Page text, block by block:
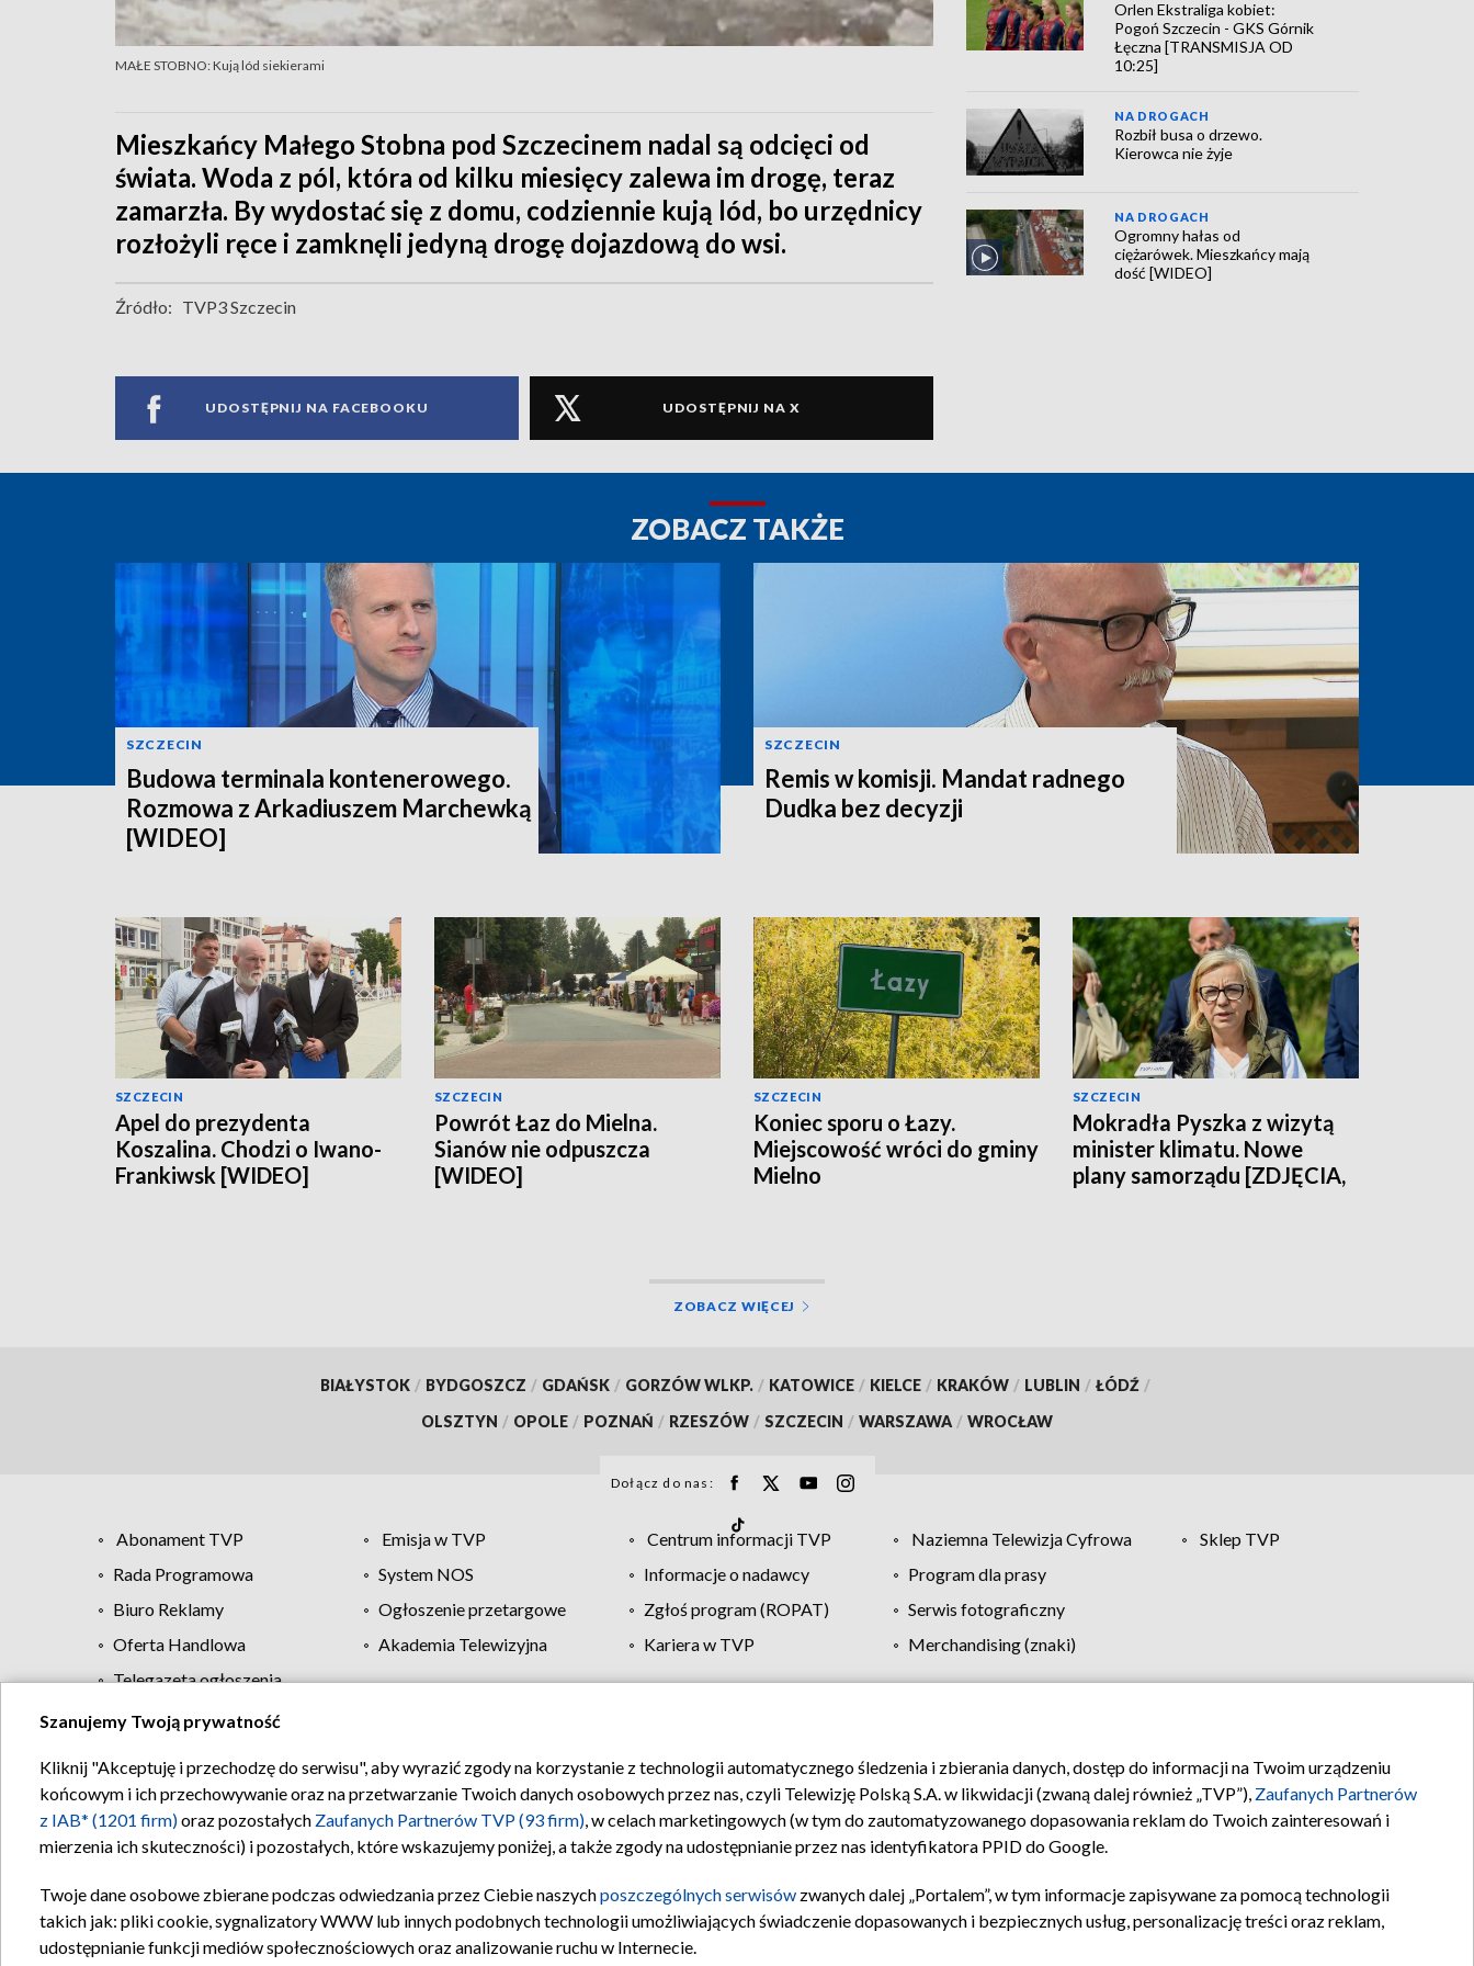
MAŁE STOBNO: Kują lód siekierami
Mieszkańcy Małego Stobna pod Szczecinem nadal są odcięci od
świata. Woda z pól, która od kilku miesięcy zalewa im drogę, teraz
zamarzła. By wydostać się z domu, codziennie kują lód, bo urzędnicy
rozłożyli ręce i zamknęli jedyną drogę dojazdową do wsi.
Źródło: TVP3 Szczecin
UDOSTĘPNIJ NA FACEBOOKU UDOSTĘPNIJ NA X
Orlen Ekstraliga kobiet:
Pogoń Szczecin - GKS Górnik
Łęczna [TRANSMISJA OD
10:25]
NA DROGACH
Rozbił busa o drzewo.
Kierowca nie żyje
NA DROGACH
Ogromny hałas od
ciężarówek. Mieszkańcy mają
dość [WIDEO]
ZOBACZ TAKŻE
SZCZECIN
Budowa terminala kontenerowego.
Rozmowa z Arkadiuszem Marchewką
[WIDEO]
SZCZECIN
Remis w komisji. Mandat radnego
Dudka bez decyzji
SZCZECIN
Apel do prezydenta
Koszalina. Chodzi o Iwano-
Frankiwsk [WIDEO]
SZCZECIN
Powrót Łaz do Mielna.
Sianów nie odpuszcza
[WIDEO]
SZCZECIN
Koniec sporu o Łazy.
Miejscowość wróci do gminy
Mielno
SZCZECIN
Mokradła Pyszka z wizytą
minister klimatu. Nowe
plany samorządu [ZDJĘCIA,
ZOBACZ WIĘCEJ
BIAŁYSTOK / BYDGOSZCZ / GDAŃSK / GORZÓW WLKP. / KATOWICE / KIELCE / KRAKÓW / LUBLIN / ŁÓDŹ /
OLSZTYN / OPOLE / POZNAŃ / RZESZÓW / SZCZECIN / WARSZAWA / WROCŁAW
Dołącz do nas:
Abonament TVP Emisja w TVP Centrum informacji TVP Naziemna Telewizja Cyfrowa
Sklep TVP
Rada Programowa
System NOS Informacje o nadawcy
Program dla prasy
Biuro Reklamy
Ogłoszenie przetargowe Zgłoś program (ROPAT)
Serwis fotograficzny
Oferta Handlowa
Akademia Telewizyjna Kariera w TVP
Merchandising (znaki)
Telegazeta ogłoszenia
Regulamin TVP Polityka prywatności Moje zgody Pomoc Biuro reklamy Kontakt
Szanujemy Twoją prywatność
Kliknij "Akceptuję i przechodzę do serwisu", aby wyrazić zgody na korzystanie z technologii automatycznego śledzenia i zbierania danych, dostęp do informacji na Twoim urządzeniu
końcowym i ich przechowywanie oraz na przetwarzanie Twoich danych osobowych przez nas, czyli Telewizję Polską S.A. w likwidacji (zwaną dalej również „TVP”), Zaufanych Partnerów
z IAB* (1201 firm)oraz pozostałych Zaufanych Partnerów TVP (93 firm), w celach marketingowych (w tym do zautomatyzowanego dopasowania reklam do Twoich zainteresowań i
mierzenia ich skuteczności) i pozostałych, które wskazujemy poniżej, a także zgody na udostępnianie przez nas identyfikatora PPID do Google.
Twoje dane osobowe zbierane podczas odwiedzania przez Ciebie naszychposzczególnych serwisów zwanych dalej „Portalem”, w tym informacje zapisywane za pomocą technologii
takich jak: pliki cookie, sygnalizatory WWW lub innych podobnych technologii umożliwiających świadczenie dopasowanych i bezpiecznych usług, personalizację treści oraz reklam,
udostępnianie funkcji mediów społecznościowych oraz analizowanie ruchu w Internecie.